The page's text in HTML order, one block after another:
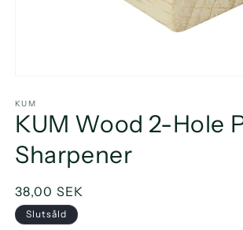
1
i
modalfönster
KUM
KUM Wood 2-Hole
Sharpener
Ordinarie
pris
38,00 SEK
Slutsåld